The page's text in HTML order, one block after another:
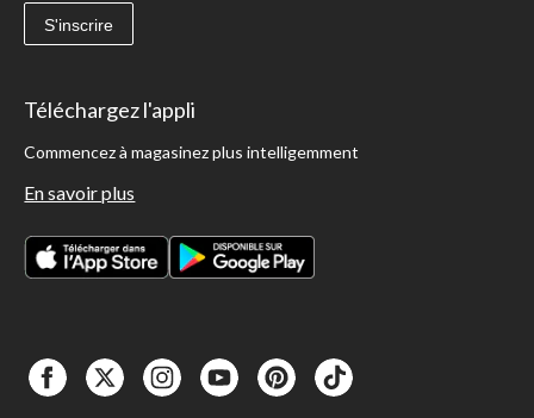
S'inscrire
Téléchargez l'appli
Commencez à magasinez plus intelligemment
En savoir plus